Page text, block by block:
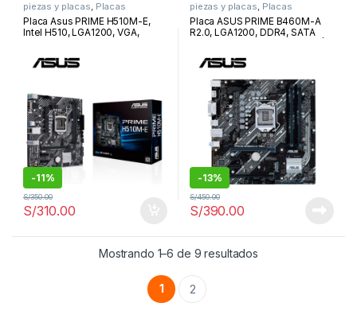
piezas y placas, Placas
Placa Asus PRIME H510M-E,
Intel H510, LGA1200, VGA,
M-ATX | PRIME H510M-E
-11%
S/310.00
S/350.00
piezas y placas, Placas
Placa ASUS PRIME B460M-A
R2.0, LGA1200, DDR4, SATA
PRIME B460M-A R2.0
-13%
S/390.00
S/450.00
Mostrando 1–6 de 9 resultadosOrdenado por los
1 2